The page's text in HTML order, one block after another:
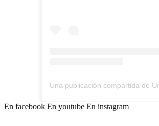
En facebook En youtube En instagram